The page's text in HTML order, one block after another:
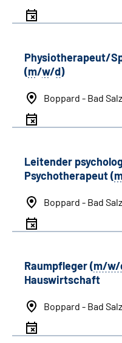
Physiotherapeut/
(m/w/d)
Boppard - Bad
Leitender
Psychotherapeut (
Boppard - Bad
Raumpfleger (m/w/
Hauswirtschaft
Boppard - Bad